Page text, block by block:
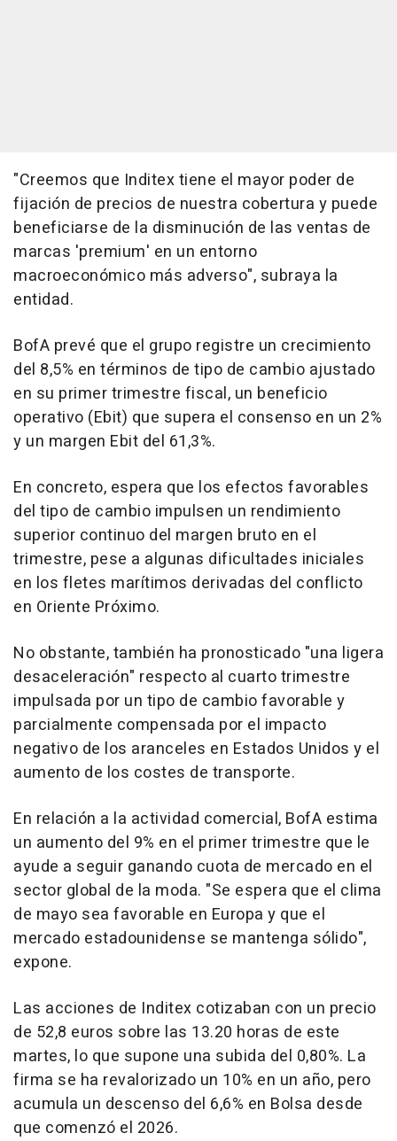
"Creemos que Inditex tiene el mayor poder de
fijación de precios de nuestra cobertura y puede
beneficiarse de la disminución de las ventas de
marcas 'premium' en un entorno
macroeconómico más adverso", subraya la
entidad.
BofA prevé que el grupo registre un crecimiento
del 8,5% en términos de tipo de cambio ajustado
en su primer trimestre fiscal, un beneficio
operativo (Ebit) que supera el consenso en un 2%
y un margen Ebit del 61,3%.
En concreto, espera que los efectos favorables
del tipo de cambio impulsen un rendimiento
superior continuo del margen bruto en el
trimestre, pese a algunas dificultades iniciales
en los fletes marítimos derivadas del conflicto
en Oriente Próximo.
No obstante, también ha pronosticado "una ligera
desaceleración" respecto al cuarto trimestre
impulsada por un tipo de cambio favorable y
parcialmente compensada por el impacto
negativo de los aranceles en Estados Unidos y el
aumento de los costes de transporte.
En relación a la actividad comercial, BofA estima
un aumento del 9% en el primer trimestre que le
ayude a seguir ganando cuota de mercado en el
sector global de la moda. "Se espera que el clima
de mayo sea favorable en Europa y que el
mercado estadounidense se mantenga sólido",
expone.
Las acciones de Inditex cotizaban con un precio
de 52,8 euros sobre las 13.20 horas de este
martes, lo que supone una subida del 0,80%. La
firma se ha revalorizado un 10% en un año, pero
acumula un descenso del 6,6% en Bolsa desde
que comenzó el 2026.